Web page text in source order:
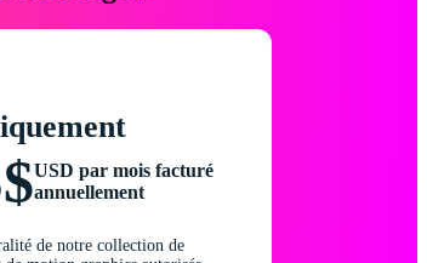
USD par mois facturé
annuellement
de notre collection de